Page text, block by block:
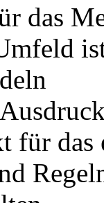
das
für das